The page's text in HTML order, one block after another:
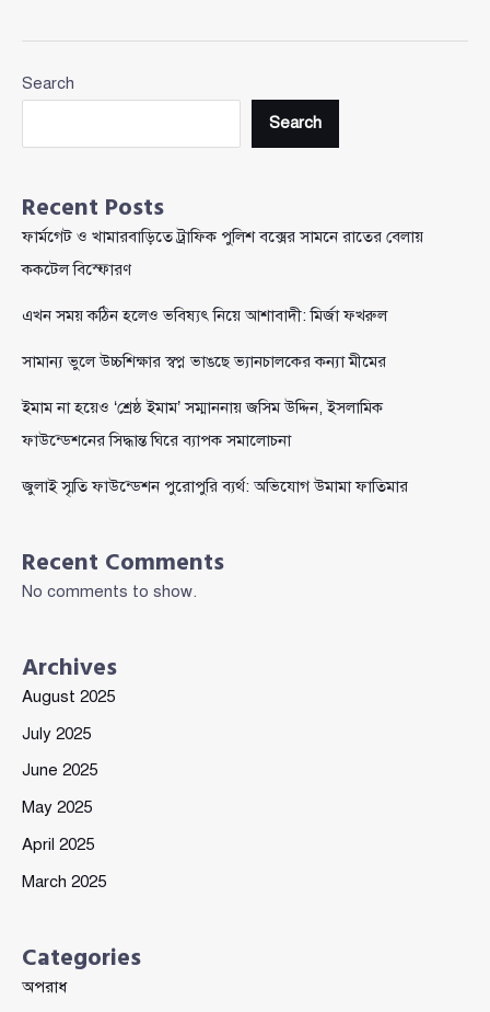
ভারতীয়
জালিয়াতি
Search
Search
Recent Posts
ফার্মগেট ও খামারবাড়িতে ট্রাফিক পুলিশ বক্সের সামনে রাতের বেলায়
ককটেল বিস্ফোরণ
এখন সময় কঠিন হলেও ভবিষ্যৎ নিয়ে আশাবাদী: মির্জা ফখরুল
সামান্য ভুলে উচ্চশিক্ষার স্বপ্ন ভাঙছে ভ্যানচালকের কন্যা মীমের
ইমাম না হয়েও ‘শ্রেষ্ঠ ইমাম’ সম্মাননায় জসিম উদ্দিন, ইসলামিক
ফাউন্ডেশনের সিদ্ধান্ত ঘিরে ব্যাপক সমালোচনা
জুলাই স্মৃতি ফাউন্ডেশন পুরোপুরি ব্যর্থ: অভিযোগ উমামা ফাতিমার
Recent Comments
No comments to show.
Archives
August 2025
July 2025
June 2025
May 2025
April 2025
March 2025
Categories
অপরাধ